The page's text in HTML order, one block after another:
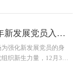
服务社会、奉献青春
，学院学生党员工作
净水装置搭建活动。
资源学院举行2025年新发展党员入党宣誓仪式
强化新发展党员的身
织新生力量，12月30